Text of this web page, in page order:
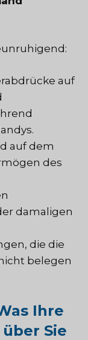
auf
auf dem
des
damaligen
die die
belegen
Ihre
Sie